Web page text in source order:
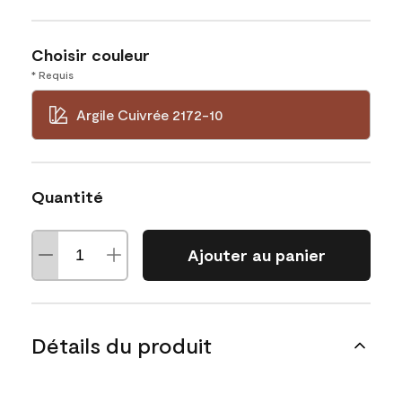
Choisir couleur
* Requis
Argile Cuivrée 2172-10
Quantité
Ajouter au panier
Détails du produit